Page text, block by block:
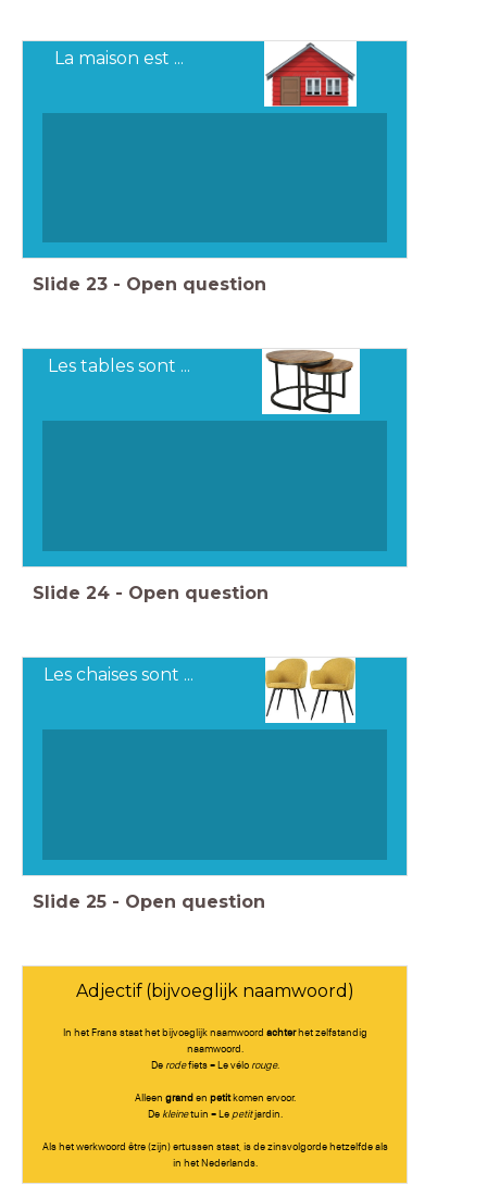
La maison est ...
Slide 23 - Open question
Les tables sont ...
Slide 24 - Open question
Les chaises sont ...
Slide 25 - Open question
Adjectif (bijvoeglijk naamwoord)
In het Frans staat het bijvoeglijk naamwoord achterhet zelfstandig
naamwoord.
Derodefiets = Le vélorouge.
Alleen grand en petitkomen ervoor.
Dekleinetuin = Lepetitjardin.
Als het werkwoord être (zijn) ertussen staat, is de zinsvolgorde hetzelfde als
in het Nederlands.